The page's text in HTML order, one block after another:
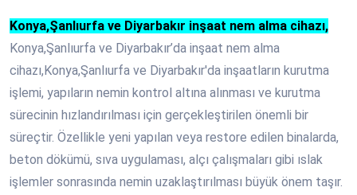
Konya,Şanlıurfa ve Diyarbakır inşaat nem alma cihazı,
Konya,Şanlıurfa ve Diyarbakır’da inşaat nem alma
cihazı,Konya,Şanlıurfa ve Diyarbakır'da inşaatların kurutma
işlemi, yapıların nemin kontrol altına alınması ve kurutma
sürecinin hızlandırılması için gerçekleştirilen önemli bir
süreçtir. Özellikle yeni yapılan veya restore edilen binalarda,
beton dökümü, sıva uygulaması, alçı çalışmaları gibi ıslak
işlemler sonrasında nemin uzaklaştırılması büyük önem taşır.